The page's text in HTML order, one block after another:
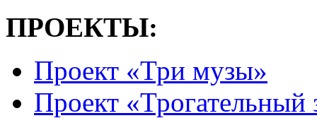
ПРОЕКТЫ:
Проект «Три музы»
Проект «Трогательный